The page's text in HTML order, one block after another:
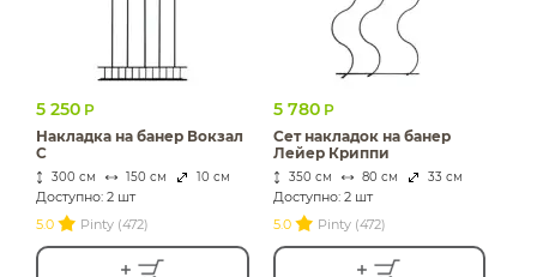
5 250 Р
Накладка на банер Вокзал
C
300 см 150 см 10 см
Доступно: 2 шт
5.0
Pinty (472)
5 780 Р
Сет накладок на банер
Лейер Криппи
350 см 80 см 33 см
Доступно: 2 шт
5.0
Pinty (472)